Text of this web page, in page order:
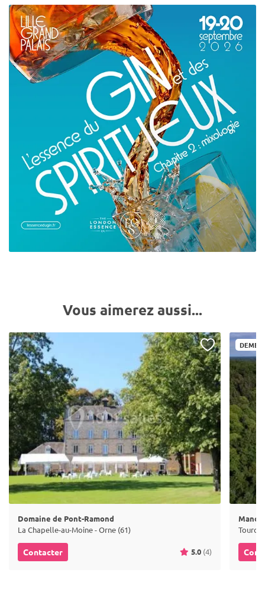
Vous aimerez aussi...
Domaine de Pont-Ramond
La Chapelle-au-Moine - Orne (61)
Contacter 5.0 (4)